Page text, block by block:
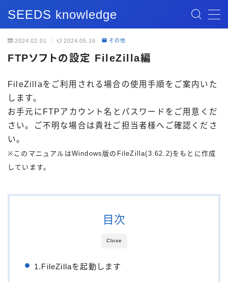
SEEDS knowledge
MENU
ブログ記事
お問い合わせ
2024.02.01 2024.05.16 その他
FTPソフトの設定 FileZilla編
FileZillaをご利用される場合の使用手順をご案内いた
します。
お手元にFTPアカウント名とパスワードをご用意くだ
さい。ご不明な場合は貴社ご担当者様へご確認くださ
い。
※このマニュアルはWindows版のFileZilla(3.62.2)をもとに作成
しています。
Close
目次
1.FileZillaを起動します